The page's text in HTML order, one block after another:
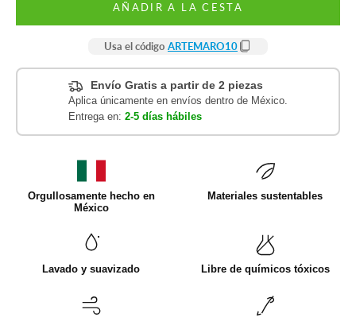
AÑADIR A LA CESTA
Usa el código ARTEMARO10
Envío Gratis a partir de 2 piezas
Aplica únicamente en envíos dentro de México.
Entrega en: 2-5 días hábiles
Orgullosamente hecho en
México
Materiales sustentables
Lavado y suavizado Libre de químicos tóxicos